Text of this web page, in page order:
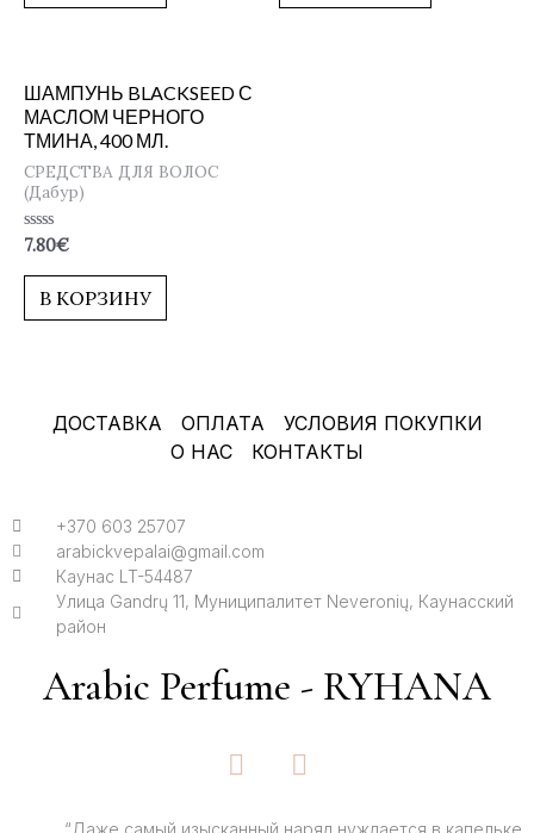
ШАМПУНЬ BLACKSEED С
МАСЛОМ ЧЕРНОГО
ТМИНА, 400 МЛ.
СРЕДСТВА ДЛЯ ВОЛОС
(Дабур)
Оценка
из
7.80€
В КОРЗИНУ
ДОСТАВКА ОПЛАТА
УСЛОВИЯ ПОКУПКИ
О НАС
КОНТАКТЫ
+370 603 25707
arabickvepalai@gmail.com
Каунас LT-54487
Улица Gandrų 11, Муниципалитет Neveronių, Каунасский
район
Arabic Perfume - RYHANA
F
a
I
n
“Даже самый изысканный наряд нуждается в капельке